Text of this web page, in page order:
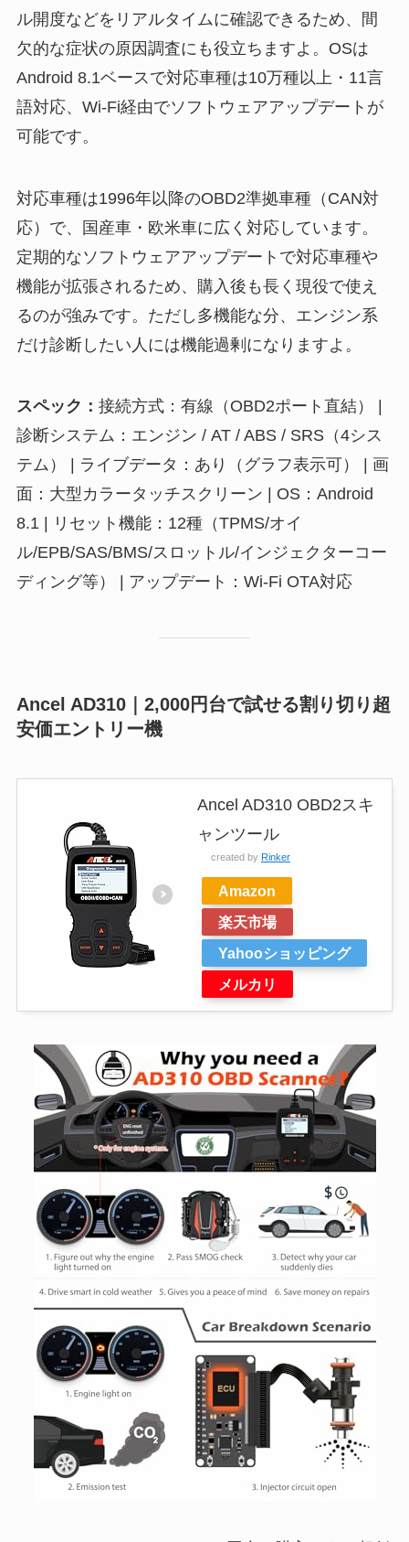
ル開度などをリアルタイムに確認できるため、間
欠的な症状の原因調査にも役立ちますよ。OSは
Android 8.1ベースで対応車種は10万種以上・11言
語対応、Wi-Fi経由でソフトウェアアップデートが
可能です。
対応車種は1996年以降のOBD2準拠車種（CAN対
応）で、国産車・欧米車に広く対応しています。
定期的なソフトウェアアップデートで対応車種や
機能が拡張されるため、購入後も長く現役で使え
るのが強みです。ただし多機能な分、エンジン系
だけ診断したい人には機能過剰になりますよ。
スペック： 接続方式：有線（OBD2ポート直結） |
診断システム：エンジン / AT / ABS / SRS（4シス
テム） | ライブデータ：あり（グラフ表示可） | 画
面：大型カラータッチスクリーン | OS：Android
8.1 | リセット機能：12種（TPMS/オイ
ル/EPB/SAS/BMS/スロットル/インジェクターコー
ディング等） | アップデート：Wi-Fi OTA対応
Ancel AD310｜2,000円台で試せる割り切り超
安価エントリー機
Ancel AD310 OBD2スキ
ャンツール
created by Rinker
Amazon
楽天市場
Yahooショッピング
メルカリ